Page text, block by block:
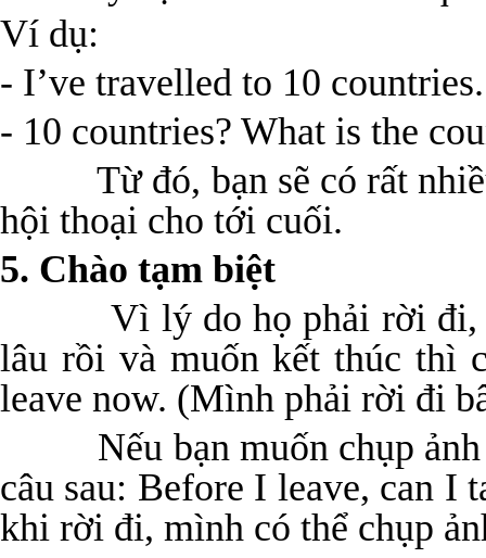
Ví dụ:
- I’ve travelled to 10 countries.
- 10 countries? What is the
Từ đó, bạn sẽ có rất
hội thoại cho tới cuối.
5. Chào tạm biệt
Vì lý do họ phải rời đi,
lâu rồi và muốn kết thúc thì
leave now. (Mình phải rời đi
Nếu bạn muốn chụp ảnh
câu sau: Before I leave, can I
khi rời đi, mình có thể chụp